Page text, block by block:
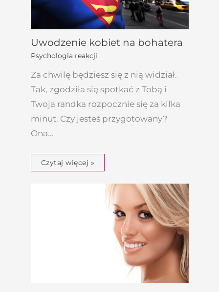
Uwodzenie kobiet na bohatera
Psychologia reakcji
Za chwilę będziesz się z nią widział.
Tak, zgodziła się spotkać z Tobą i
Twoja randka rozpocznie się za kilka
minut. Czy jesteś przygotowany?
Ona…
Czytaj więcej »